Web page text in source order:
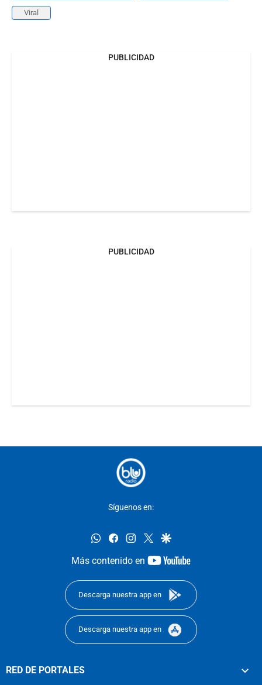
Viral
PUBLICIDAD
PUBLICIDAD
Síguenos en:
whatsappfacebookinstagram
twittergoogle
Más contenido en
youtube-
Descarga nuestra app en
Descarga nuestra app en
RED DE PORTALES